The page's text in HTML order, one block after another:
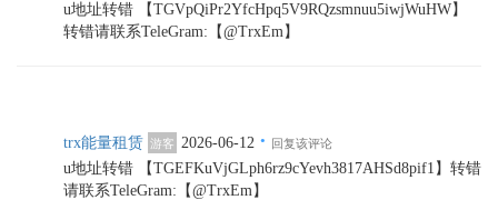
u地址转错 【TGVpQiPr2YfcHpq5V9RQzsmnuu5iwjWuHW】
转错请联系TeleGram:【@TrxEm】
trx能量租赁 游客 2026-06-12 · 回复该评论
u地址转错 【TGEFKuVjGLph6rz9cYevh3817AHSd8pif1】转错
请联系TeleGram:【@TrxEm】